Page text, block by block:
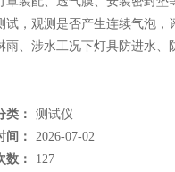
试，观测是否产生连续气泡，
雨、涉水工况下灯具防进水、
类：
测试仪
间：
2026-07-02
数：
127